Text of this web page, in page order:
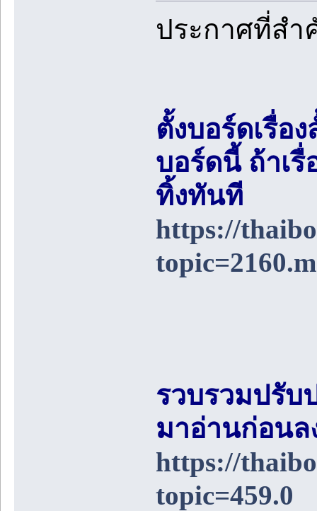
ประกาศที่ส
ตั้งบอร์ดเรื่อ
บอร์ดนี้ ถ้าเ
ทิ้งทันที
https://
รวบรวมปรับ
มาอ่านก่อน
https://
topic=459.0